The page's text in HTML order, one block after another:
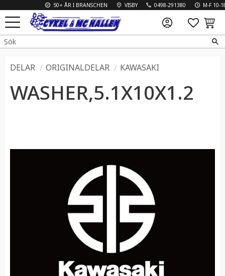
Meny
50+ ÅR I BRANSCHEN VISBY 0498-291380 M-F 10-18
DELAR ORIGINALDELAR KAWASAKI
WASHER,5.1X10X1.2